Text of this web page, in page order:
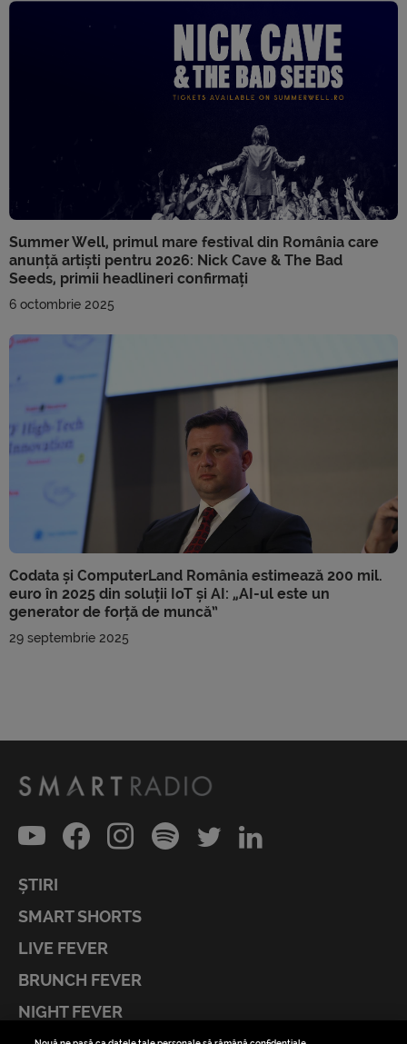
Summer Well, primul mare festival din România care
anunță artiști pentru 2026: Nick Cave & The Bad
Seeds, primii headlineri confirmați
6 octombrie 2025
Codata și ComputerLand România estimează 200 mil.
euro în 2025 din soluții IoT și AI: „AI-ul este un
generator de forță de muncă”
29 septembrie 2025
ȘTIRI
SMART SHORTS
LIVE FEVER
BRUNCH FEVER
NIGHT FEVER